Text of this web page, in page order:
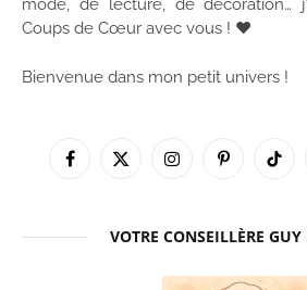
Coups de Cœur avec vous ! ♥
Bienvenue dans mon petit univers !
Facebook
X
InstagramPinterestTikTok
VOTRE CONSEILLÈRE